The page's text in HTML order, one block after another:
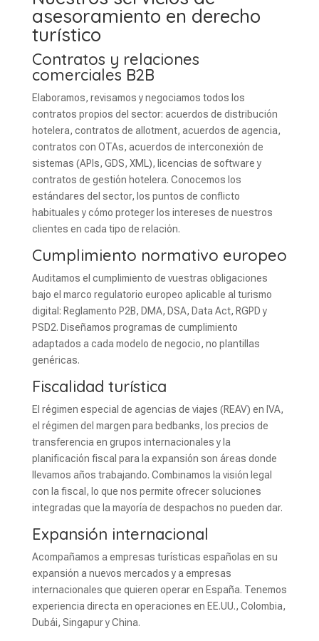
asesoramiento en derecho
turístico
Contratos y relaciones
comerciales B2B
Elaboramos, revisamos y negociamos todos los
contratos propios del sector: acuerdos de distribución
hotelera, contratos de allotment, acuerdos de agencia,
contratos con OTAs, acuerdos de interconexión de
sistemas (APIs, GDS, XML), licencias de software y
contratos de gestión hotelera. Conocemos los
estándares del sector, los puntos de conflicto
habituales y cómo proteger los intereses de nuestros
clientes en cada tipo de relación.
Cumplimiento normativo europeo
Auditamos el cumplimiento de vuestras obligaciones
bajo el marco regulatorio europeo aplicable al turismo
digital: Reglamento P2B, DMA, DSA, Data Act, RGPD y
PSD2. Diseñamos programas de cumplimiento
adaptados a cada modelo de negocio, no plantillas
genéricas.
Fiscalidad turística
El régimen especial de agencias de viajes (REAV) en IVA,
el régimen del margen para bedbanks, los precios de
transferencia en grupos internacionales y la
planificación fiscal para la expansión son áreas donde
llevamos años trabajando. Combinamos la visión legal
con la fiscal, lo que nos permite ofrecer soluciones
integradas que la mayoría de despachos no pueden dar.
Expansión internacional
Acompañamos a empresas turísticas españolas en su
expansión a nuevos mercados y a empresas
internacionales que quieren operar en España. Tenemos
experiencia directa en operaciones en EE.UU., Colombia,
Dubái, Singapur y China.